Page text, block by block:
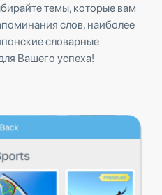
темы, которые вам
слов, наиболее
словарные
Вашего успеха!